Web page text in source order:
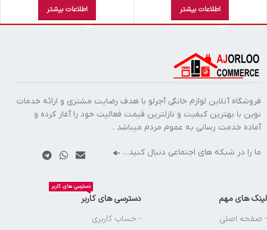
اطلاعات بیشتر اطلاعات بیشتر
فروشگاه آنلاین لوازم خانگی آجرلو با هدف رضایت مشتری و ارائه خدمات
نوین با بهترین کیفیت و نازلترین قیمت فعالیت خود را آغاز کرده و
آماده خدمت رسانی به عموم مردم میباشد .
ما را در شبکه های اجتماعی دنبال کنید…
لینک های مهم
- صفحه اصلی
دسترسی های کاربر
دسترسی های کاربر
- حساب کاربری